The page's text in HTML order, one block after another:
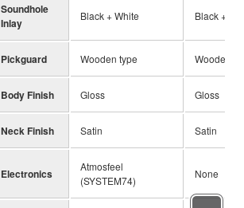
Soundhole
Inlay
Black + White Black +
Pickguard Wooden type Wooden
Body Finish Gloss Gloss
Neck Finish Satin Satin
Electronics
Atmosfeel
(SYSTEM74)
None